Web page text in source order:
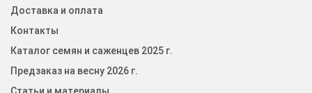
Доставка и оплата
Контакты
Каталог семян и саженцев 2025 г.
Предзаказ на весну 2026 г.